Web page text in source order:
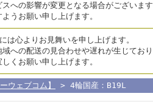
への影響が変更となる場合がございます
うお願い申し上げます。
は心よりお見舞いを申し上げます。
への配送の見合わせや遅れが生じており
くお願い申し上げます。
ウェブコム】 > 4輪国産：B19L